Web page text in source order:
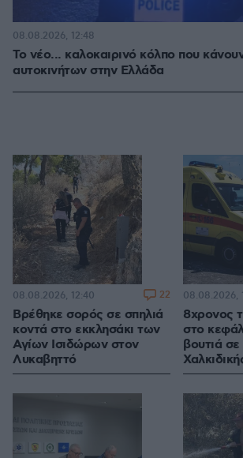
Το νέο... καλοκαιρινό κόλπο που
αυτοκινήτων στην Ελλάδα
08.08.2026, 12:48
Βρέθηκε σορός σε σπηλιά
κοντά στο εκκλησάκι των
Αγίων Ισιδώρων στον
Λυκαβηττό
08.08.2026, 12:40 22
8χρονος
στο
βουτιά
08.08.2026,